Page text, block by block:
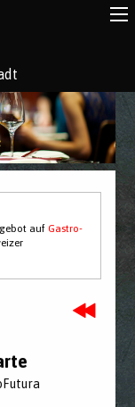
aufGastro-